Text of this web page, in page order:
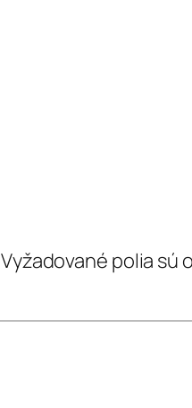
Vyžadované polia sú